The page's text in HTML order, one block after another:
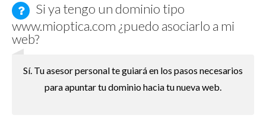
Si ya tengo un dominio tipo
www.mioptica.com ¿puedo asociarlo a mi
web?
Sí. Tu asesor personal te guiará en los pasos necesarios
para apuntar tu dominio hacia tu nueva web.